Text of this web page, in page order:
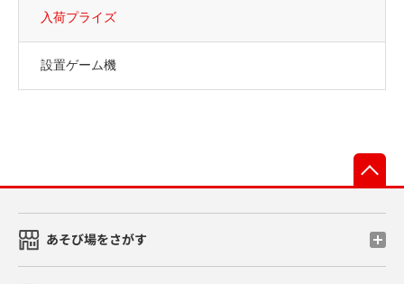
入荷プライズ
設置ゲーム機
あそび場をさがす